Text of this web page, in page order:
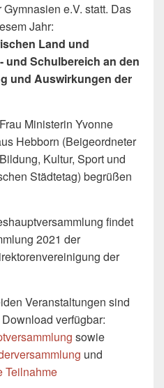
e.V. statt. Das
Jahr:
Land und
und Schulbereich an den
und Auswirkungen der
Ministerin Yvonne
Hebborn (Beigeordneter
Kultur, Sport und
Städtetag) begrüßen
findet
2021 der
der
Veranstaltungen sind
verfügbar:
sowie
und
Teilnahme